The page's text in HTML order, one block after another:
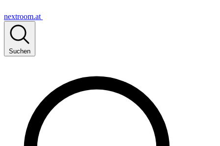
nextroom.at
Suchen